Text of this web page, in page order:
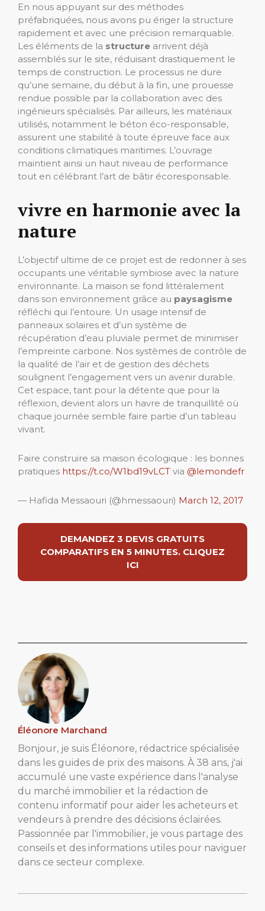
En nous appuyant sur des méthodes
préfabriquées, nous avons pu ériger la structure
rapidement et avec une précision remarquable.
Les éléments de la structure arrivent déjà
assemblés sur le site, réduisant drastiquement le
temps de construction. Le processus ne dure
qu’une semaine, du début à la fin, une prouesse
rendue possible par la collaboration avec des
ingénieurs spécialisés. Par ailleurs, les matériaux
utilisés, notamment le béton éco-responsable,
assurent une stabilité à toute épreuve face aux
conditions climatiques maritimes. L’ouvrage
maintient ainsi un haut niveau de performance
tout en célébrant l’art de bâtir écoresponsable.
vivre en harmonie avec la
nature
L’objectif ultime de ce projet est de redonner à ses
occupants une véritable symbiose avec la nature
environnante. La maison se fond littéralement
dans son environnement grâce au paysagisme
réfléchi qui l’entoure. Un usage intensif de
panneaux solaires et d’un système de
récupération d’eau pluviale permet de minimiser
l’empreinte carbone. Nos systèmes de contrôle de
la qualité de l’air et de gestion des déchets
soulignent l’engagement vers un avenir durable.
Cet espace, tant pour la détente que pour la
réflexion, devient alors un havre de tranquillité où
chaque journée semble faire partie d’un tableau
vivant.
Faire construire sa maison écologique : les bonnes
pratiques https://t.co/W1bd19vLCT via @lemondefr
— Hafida Messaouri (@hmessaouri) March 12, 2017
DEMANDEZ 3 DEVIS GRATUITS
COMPARATIFS EN 5 MINUTES. CLIQUEZ
ICI
Éléonore Marchand
Bonjour, je suis Éléonore, rédactrice spécialisée
dans les guides de prix des maisons. À 38 ans, j'ai
accumulé une vaste expérience dans l'analyse
du marché immobilier et la rédaction de
contenu informatif pour aider les acheteurs et
vendeurs à prendre des décisions éclairées.
Passionnée par l'immobilier, je vous partage des
conseils et des informations utiles pour naviguer
dans ce secteur complexe.